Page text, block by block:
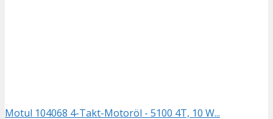
Motul 104068 4-Takt-Motoröl - 5100 4T, 10 W...